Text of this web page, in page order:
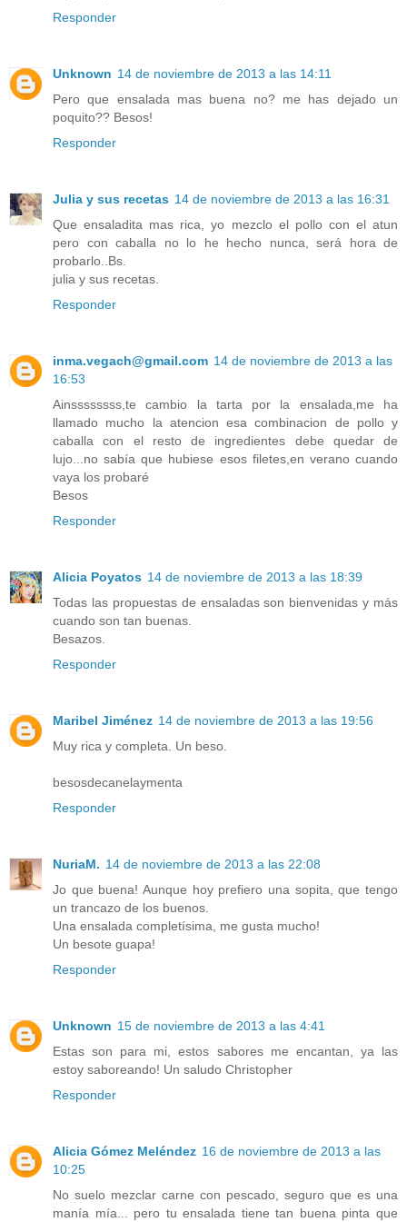
Responder
Unknown 14 de noviembre de 2013 a las 14:11
Pero que ensalada mas buena no? me has dejado un
poquito?? Besos!
Responder
Julia y sus recetas 14 de noviembre de 2013 a las 16:31
Que ensaladita mas rica, yo mezclo el pollo con el atun
pero con caballa no lo he hecho nunca, será hora de
probarlo..Bs.
julia y sus recetas.
Responder
inma.vegach@gmail.com 14 de noviembre de 2013 a las
16:53
Ainssssssss,te cambio la tarta por la ensalada,me ha
llamado mucho la atencion esa combinacion de pollo y
caballa con el resto de ingredientes debe quedar de
lujo...no sabía que hubiese esos filetes,en verano cuando
vaya los probaré
Besos
Responder
Alicia Poyatos 14 de noviembre de 2013 a las 18:39
Todas las propuestas de ensaladas son bienvenidas y más
cuando son tan buenas.
Besazos.
Responder
Maribel Jiménez 14 de noviembre de 2013 a las 19:56
Muy rica y completa. Un beso.
besosdecanelaymenta
Responder
NuriaM. 14 de noviembre de 2013 a las 22:08
Jo que buena! Aunque hoy prefiero una sopita, que tengo
un trancazo de los buenos.
Una ensalada completísima, me gusta mucho!
Un besote guapa!
Responder
Unknown 15 de noviembre de 2013 a las 4:41
Estas son para mi, estos sabores me encantan, ya las
estoy saboreando! Un saludo Christopher
Responder
Alicia Gómez Meléndez 16 de noviembre de 2013 a las
10:25
No suelo mezclar carne con pescado, seguro que es una
manía mía... pero tu ensalada tiene tan buena pinta que